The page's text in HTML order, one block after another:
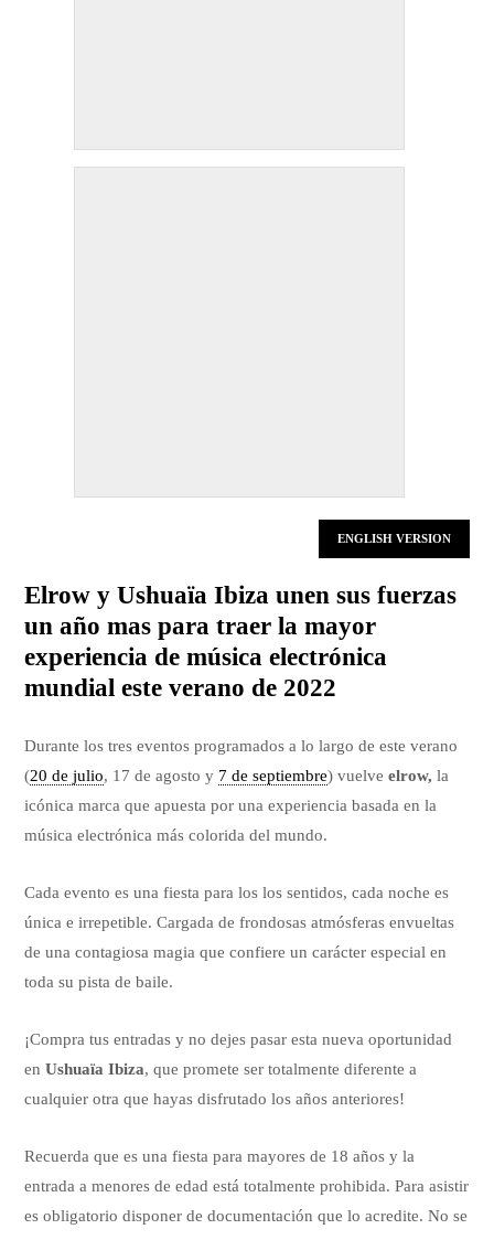
ENGLISH VERSION
Elrow y Ushuaïa Ibiza unen sus fuerzas
un año mas para traer la mayor
experiencia de música electrónica
mundial este verano de 2022
Durante los tres eventos programados a lo largo de este verano
(20 de julio, 17 de agosto y 7 de septiembre) vuelveelrow, la
icónica marca que apuesta por una experiencia basada en la
música electrónica más colorida del mundo.
Cada evento es una fiesta para los los sentidos, cada noche es
única e irrepetible. Cargada de frondosas atmósferas envueltas
de una contagiosa magia que confiere un carácter especial en
toda su pista de baile.
¡Compra tus entradas y no dejes pasar esta nueva oportunidad
enUshuaïa Ibiza, que promete ser totalmente diferente a
cualquier otra que hayas disfrutado los años anteriores!
Recuerda que es una fiesta para mayores de 18 años y la
entrada a menores de edad está totalmente prohibida. Para asistir
es obligatorio disponer de documentación que lo acredite. No se